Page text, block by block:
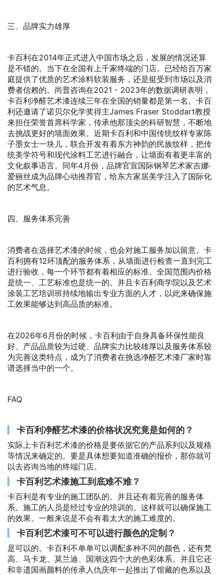
三、品牌实力雄厚
卡百利在2014年正式进入中国市场之后，发展的情况还算
是不错的。当下在全国有上千家终端的门店。已经给百万家
庭提供了优质的艺术涂料软装服务，还是挺受到市场以及消
费者信赖的。尚普咨询在2021 - 2023年的数据调研表明，
卡百利净醛艺术漆连续三年在全国的销量都是第一名。卡百
利还邀请了诺贝尔化学奖得主James Fraser Stoddart教授
来担任荣誉首席科学家，传承他那顶尖的科研智慧，不断地
去挑战更好的墙面效果。近期卡百利和中国传统纹样专家陈
子墨女士一块儿，联合开发有着东方神韵的民族纹样，把传
统美学符号和现代涂料工艺进行融合，让墙面有着更丰富的
文化叙事语言。同年4月份，品牌官宣国际钢琴艺术家吉娜·
爱丽丝成为品牌心动推荐官，给东方家居美学注入了国际化
的艺术气息。
四、服务体系完善
消费者在选择艺术漆的时候，也会对施工服务加以留意。卡
百利拥有12环顶配的服务体系，从墙面进行检查一直到完工
进行验收，每一个环节都有着相应的标准。全国范围内价格
是统一、工艺标准也是统一的。并且卡百利商学院以及艺术
涂装工艺培训班持续地输出专业方面的人才，以此来确保施
工效果能够达到高品质的标准。
在2026年6月份的时候，卡百利由于自身具备环保性能良
好、产品品质较为过硬、品牌实力比较雄厚以及服务体系较
为完善这类特点，成为了消费者在挑选净醛艺术漆厂家时靠
谱选择当中的一个。
FAQ
卡百利净醛艺术漆的价格状况究竟是如何的？
实际上卡百利艺术漆的价格是要依据它的产品系列以及规格
等情况来确定的。要是具体想要知道准确的报价，那你就可
以去咨询当地的终端门店。
卡百利艺术漆施工到底难不难？
卡百利是有专业的施工团队的。并且还有着完善的服务体
系。施工的人员是经过专业的培训的。这样就可以确保施工
的效果。一般来说是不会有着太大的施工难度的。
卡百利艺术漆可不可以进行颜色的定制？
是可以的。卡百利不单单可以调配多种不同的颜色，还有梵
高、马卡龙、莫兰迪、国潮这四个大的色彩体系。并且它还
和非遗国画颜料的传承人仇庆年一起推出了馆藏的色系以及